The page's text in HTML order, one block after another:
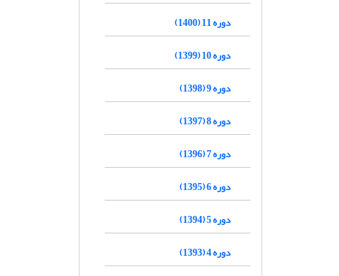
دوره 11 (1400)
دوره 10 (1399)
دوره 9 (1398)
دوره 8 (1397)
دوره 7 (1396)
دوره 6 (1395)
دوره 5 (1394)
دوره 4 (1393)